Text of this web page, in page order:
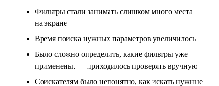
Фильтры стали занимать слишком много места
на экране
Время поиска нужных параметров увеличилось
Было сложно определить, какие фильтры уже
применены, — приходилось проверять вручную
Соискателям было непонятно, как искать нужные